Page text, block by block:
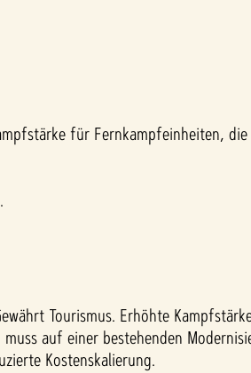
für Fernkampfeinheiten,
Tourismus. Erhöhte
auf einer bestehenden
Kostenskalierung.